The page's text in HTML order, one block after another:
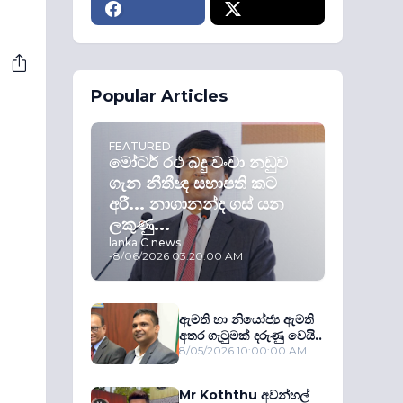
Popular Articles
FEATURED
මෝටර් රථ බදු වංචා නඩුව
ගැන නීතීඥ සභාපති කට
අරී... නාගානන්ද ගස් යන
ලකුණු...
lanka C news
-8/06/2026 03:20:00 AM
ඇමති හා නියෝජ්‍ය ඇමති
අතර ගැටුමක් දරුණු වෙයි..
8/05/2026 10:00:00 AM
Mr Koththu අවන්හල්